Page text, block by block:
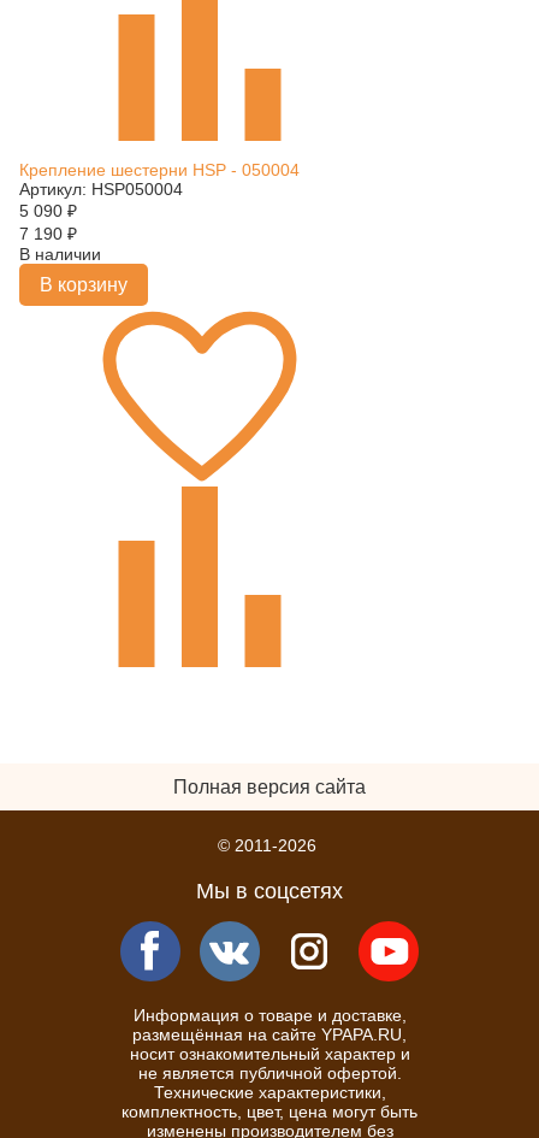
Крепление шестерни HSP - 050004
Артикул: HSP050004
5 090 ₽
7 190 ₽
В наличии
В корзину
Полная версия сайта
© 2011-2026
Мы в соцсетях
Информация о товаре и доставке,
размещённая на сайте YPAPA.RU,
носит ознакомительный характер и
не является публичной офертой.
Технические характеристики,
комплектность, цвет, цена могут быть
изменены производителем без